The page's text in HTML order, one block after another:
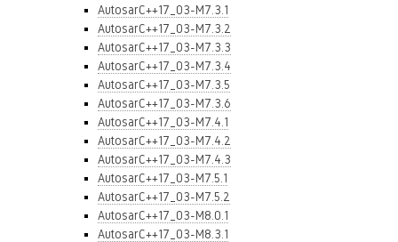
AutosarC++17_03-M7.3.1
AutosarC++17_03-M7.3.2
AutosarC++17_03-M7.3.3
AutosarC++17_03-M7.3.4
AutosarC++17_03-M7.3.5
AutosarC++17_03-M7.3.6
AutosarC++17_03-M7.4.1
AutosarC++17_03-M7.4.2
AutosarC++17_03-M7.4.3
AutosarC++17_03-M7.5.1
AutosarC++17_03-M7.5.2
AutosarC++17_03-M8.0.1
AutosarC++17_03-M8.3.1